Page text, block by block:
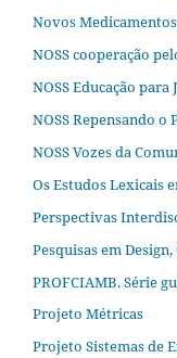
Novos
NOSS cooperação
NOSS Educação
NOSS Repensando o
NOSS Vozes da
Os Estudos Lexicais
Perspectivas
Pesquisas em
PROFCIAMB. Série
Projeto Métricas
Projeto Sistemas de